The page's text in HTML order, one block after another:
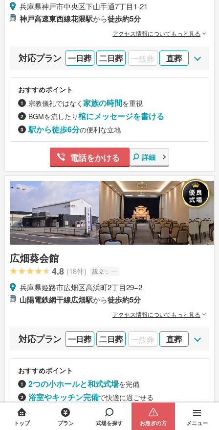
兵庫県神戸市中央区下山手通7丁目1-21
神戸高速東西線花隈駅から徒歩約5分
アクセス情報についてもっと見る
対応プラン 一日葬 二日葬 一般葬 直葬
おすすめポイント
宗教儀礼ではなく 家族の時間を重視
BGMを流したり棺にメッセージを書ける
駅から徒歩6分の便利な立地
電話をかける 詳細
広畑葵会館
4.8 (18件) 設立： ---
兵庫県姫路市広畑区高浜町2丁目29−2
山陽電鉄網干線広畑駅から徒歩約5分
アクセス情報についてもっと見る
対応プラン 一日葬 二日葬 一般葬 直葬
おすすめポイント
2つの小ホールと和式式場を完備
浴室やキッチン完備で快適に過ごせる
50台の駐車場
トップ プラン 式場を探す お急ぎの方 メニュー